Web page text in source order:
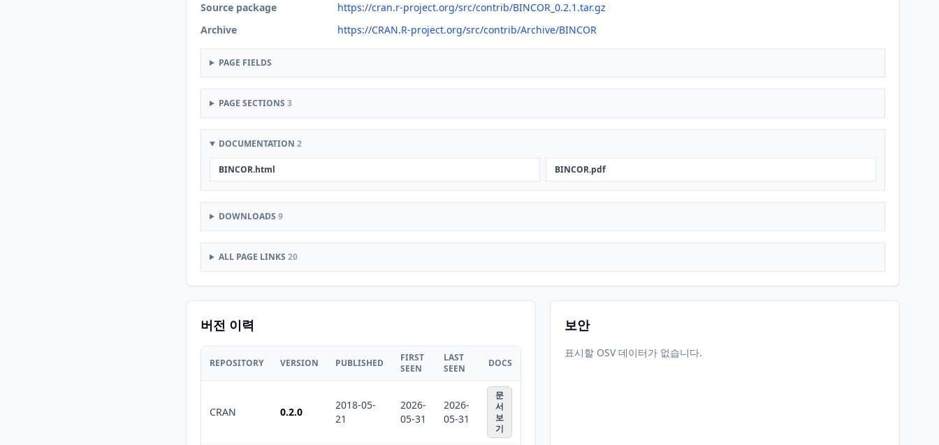
Source package
https://cran.r-project.org/src/contrib/BINCOR_0.2.1.tar.gz
Archive
https://CRAN.R-project.org/src/contrib/Archive/BINCOR
PAGE FIELDS
PAGE SECTIONS 3
DOCUMENTATION 2
BINCOR.html BINCOR.pdf
DOWNLOADS 9
ALL PAGE LINKS 20
버전 이력
REPOSITORY VERSION PUBLISHED
FIRST
SEEN
LAST
SEEN
DOCS
CRAN 0.2.0
2018-05-
21
2026-
05-31
2026-
05-31
문
서
보
기
보안
표시할 OSV 데이터가 없습니다.